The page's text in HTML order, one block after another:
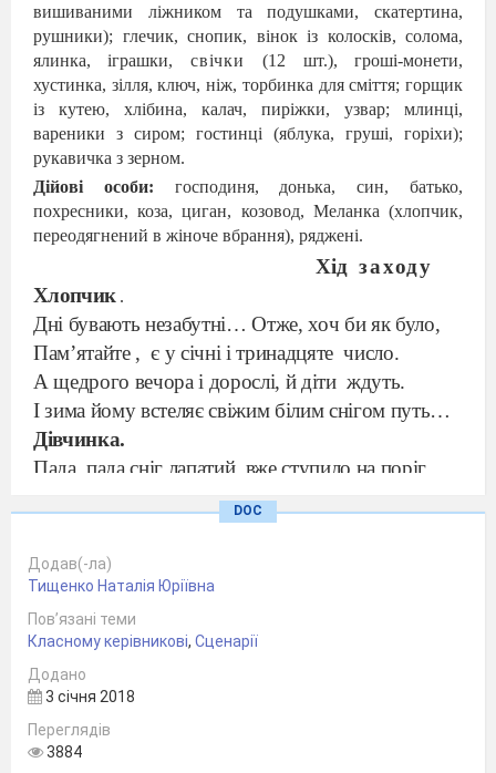
вишиваними ліжником та подушками, скатертина,
рушники); глечик, снопик, вінок із колосків, солома,
ялинка, іграшки, свічки(12 шт.), гроші-монети,
хустинка, зілля, ключ, ніж, торбинка для сміття; горщик
із кутею, хлібина, калач, пиріжки, узвар; млинці,
вареники з сиром; гостинці (яблука, груші, горіхи);
рукавичка з зерном.
Дійові особи: господиня, донька, син, батько,
похресники, коза, циган, козовод, Меланка (хлопчик,
переодягнений в жіноче вбрання), ряджені.
Хід заходу
Хлопчик.
Дні бувають незабутні… Отже, хоч би як було,
Пам’ятайте , є у січні і тринадцяте число.
А щедрого вечора і дорослі, й діти ждуть.
І зима йому встеляє свіжим білим снігом путь…
Дівчинка.
Пада, пада сніг лапатий, вже ступило на поріг
В кожну хату світле свято – Старий Новий рік.
І сьогоднішнє свято починаємо ми
Піснею славною красуні -зими.
Пісня «Зима»
1-й хлопчик
Прибрана хатина, усміхнені личка,
Всіх нас запросила хата-вечорничка.
1-а дівчинка
Вдягли блузочки ми й гарненькі спіднички,
разом готували - свої вечорнички.
DOC
Додав(-ла)
Тищенко Наталія Юріївна
Пов’язані теми
Класному керівникові, Сценарії
Додано
3 січня 2018
Переглядів
3884